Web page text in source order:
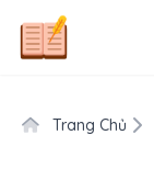
Trang Chủ